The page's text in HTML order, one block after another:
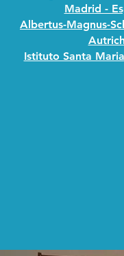
Madrid -
Albertus-Magnus-
Istituto Santa